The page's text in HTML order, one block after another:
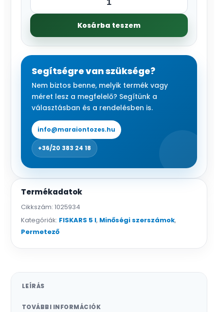
Permetező,
kézi
5
mennyiség
Kosárba teszem
Segítségre van szüksége?
Nem biztos benne, melyik termék vagy
méret lesz a megfelelő? Segítünk a
választásban és a rendelésben is.
info@maraiontozes.hu
+36/20 383 24 18
Termékadatok
Cikkszám: 1025934
Kategóriák: FISKARS 5 l, Minőségi szerszámok,
Permetező
LEÍRÁS
TOVÁBBI INFORMÁCIÓK